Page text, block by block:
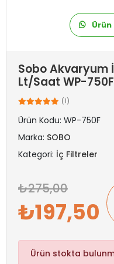
Ürün
Sobo Akvaryum
Lt/Saat WP-750F
(1)
Ürün Kodu: WP-750F
Marka: SOBO
Kategori: İç Filtreler
275,00
197,50
Ürün stokta